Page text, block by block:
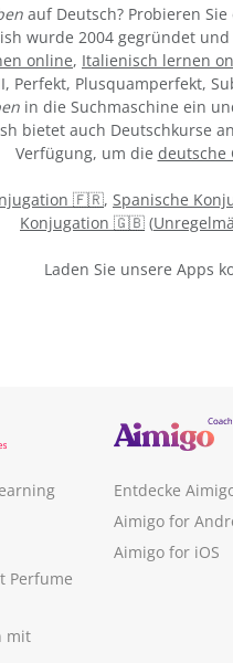
auf Deutsch? Probieren
wurde 2004 gegründet
online, Italienisch lernen
Perfekt, Plusquamperfekt,
in die Suchmaschine ein
bietet auch
Verfügung, um die deutsche
🇫🇷, Spanische
Konjugation 🇬🇧 (
Laden Sie unsere Apps
Perfume
mit
Entdecke
Aimigo for
Aimigo for iOS